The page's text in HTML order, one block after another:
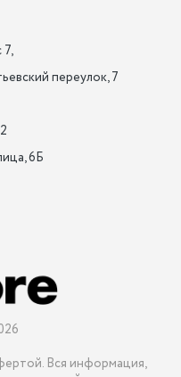
7,
переулок, 7
6Б
Вся информация,